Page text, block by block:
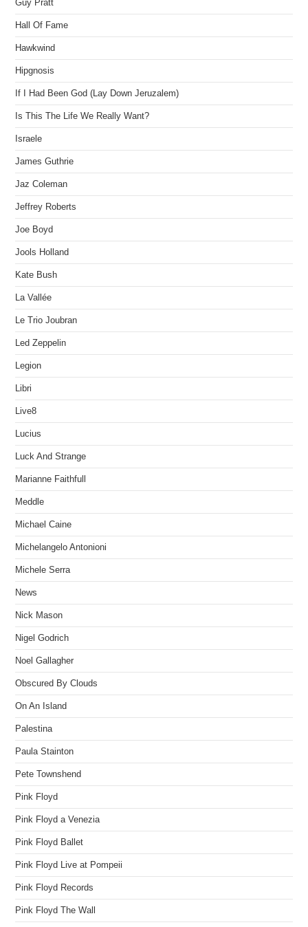
Guy Pratt
Hall Of Fame
Hawkwind
Hipgnosis
If I Had Been God (Lay Down Jeruzalem)
Is This The Life We Really Want?
Israele
James Guthrie
Jaz Coleman
Jeffrey Roberts
Joe Boyd
Jools Holland
Kate Bush
La Vallée
Le Trio Joubran
Led Zeppelin
Legion
Libri
Live8
Lucius
Luck And Strange
Marianne Faithfull
Meddle
Michael Caine
Michelangelo Antonioni
Michele Serra
News
Nick Mason
Nigel Godrich
Noel Gallagher
Obscured By Clouds
On An Island
Palestina
Paula Stainton
Pete Townshend
Pink Floyd
Pink Floyd a Venezia
Pink Floyd Ballet
Pink Floyd Live at Pompeii
Pink Floyd Records
Pink Floyd The Wall